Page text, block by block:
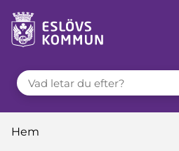
till innehåll
VAD LETAR DU EFTER?
Du är här:
Hem